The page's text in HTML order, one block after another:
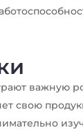
важную
свою